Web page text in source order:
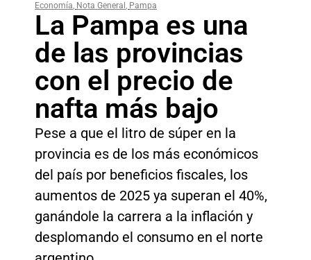
Economía, Nota General , Pampa
La Pampa es una
de las provincias
con el precio de
nafta más bajo
Pese a que el litro de súper en la
provincia es de los más económicos
del país por beneficios fiscales, los
aumentos de 2025 ya superan el 40%,
ganándole la carrera a la inflación y
desplomando el consumo en el norte